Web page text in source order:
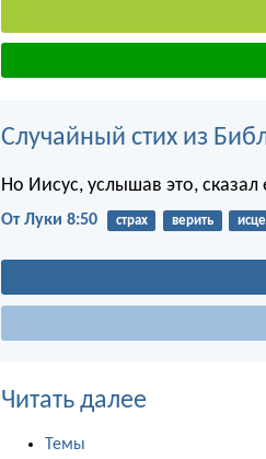
Случайный стих из
Но Иисус, услышав это,
От Луки 8:50 страх верить
Читать далее
Темы